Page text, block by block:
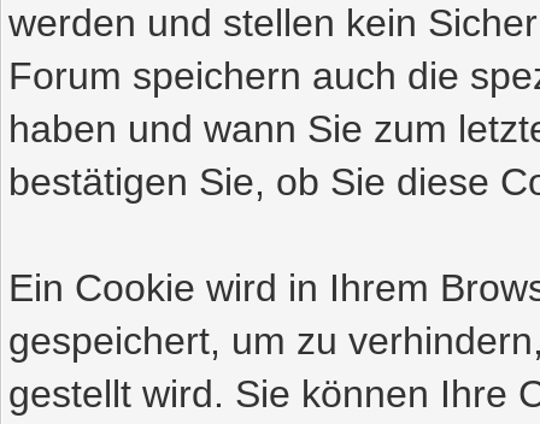
werden und stellen kein
Forum speichern auch die
haben und wann Sie zum
bestätigen Sie, ob Sie diese
Ein Cookie wird in Ihrem
gespeichert, um zu
gestellt wird. Sie können Ihre